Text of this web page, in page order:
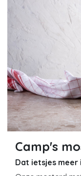
Camp's
Dat ietsjes meer